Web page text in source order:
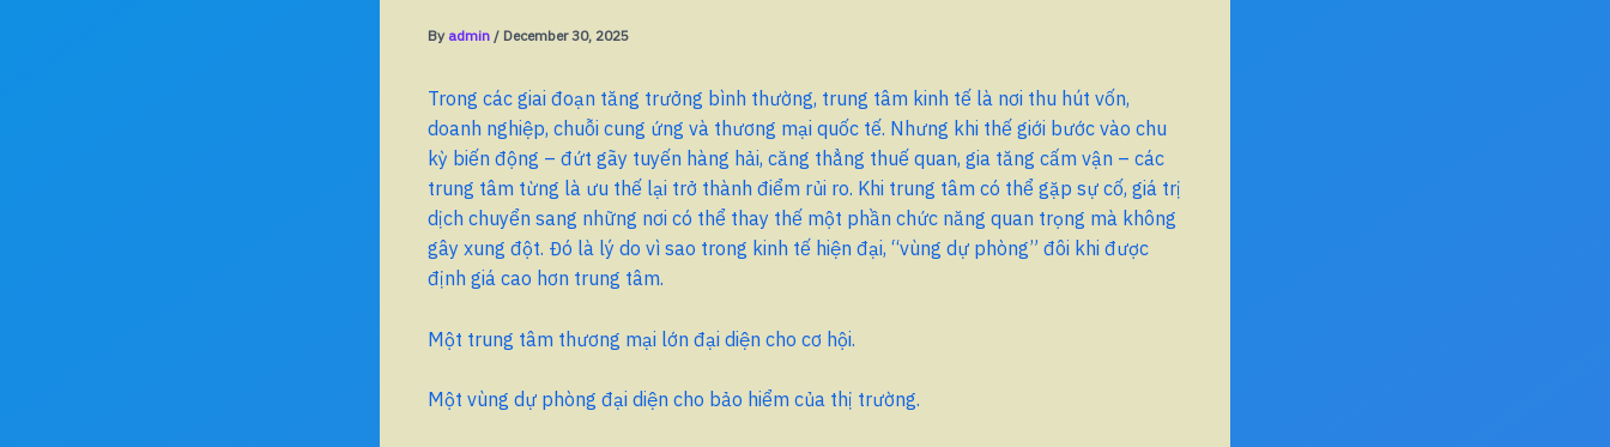
By admin / December 30, 2025
Trong các giai đoạn tăng trưởng bình thường, trung tâm kinh tế là nơi thu hút vốn,
doanh nghiệp, chuỗi cung ứng và thương mại quốc tế. Nhưng khi thế giới bước vào chu
kỳ biến động – đứt gãy tuyến hàng hải, căng thẳng thuế quan, gia tăng cấm vận – các
trung tâm từng là ưu thế lại trở thành điểm rủi ro. Khi trung tâm có thể gặp sự cố, giá trị
dịch chuyển sang những nơi có thể thay thế một phần chức năng quan trọng mà không
gây xung đột. Đó là lý do vì sao trong kinh tế hiện đại, “vùng dự phòng” đôi khi được
định giá cao hơn trung tâm.
Một trung tâm thương mại lớn đại diện cho cơ hội.
Một vùng dự phòng đại diện cho bảo hiểm của thị trường.